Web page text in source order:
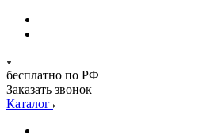
бесплатно по РФ
Заказать звонок
Каталог